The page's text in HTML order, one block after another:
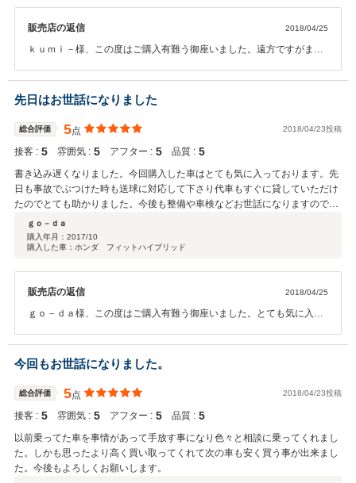
販売店の返信 2018/04/25
ｋｕｍｉ－様、この度はご購入有難う御座いました。遠方ですがまた
先日はお世話になりました
総合評価 5点 2018/04/23投稿
接客 : 5 雰囲気 : 5 アフター : 5 品質 : 5
書き込み遅くなりました。今回購入した車はとても気に入っております。先
日も事故でぶつけた時も送球に対応して下さり代車もすぐに貸していただけ
たのでとても助かりました。今後も整備や車検などお世話になりますので宜
しくお願いします。
ｇｏ－ｄａ
購入年月： 2017/10
購入した車：ホンダ フィットハイブリッド
販売店の返信 2018/04/25
ｇｏ－ｄａ様、この度はご購入有難う御座いました。とても気に入っ
サポートします！と言うのがうちのモットーです。今後も永いお付き
合い宜しくお願い致します。
今回もお世話になりました。
総合評価 5点 2018/04/23投稿
接客 : 5 雰囲気 : 5 アフター : 5 品質 : 5
以前乗ってた車を事情があって手放す事になり色々と相談に乗ってくれまし
た。しかも思ったより高く買い取ってくれて次の車も安く買う事が出来まし
た。今後もよろしくお願いします。